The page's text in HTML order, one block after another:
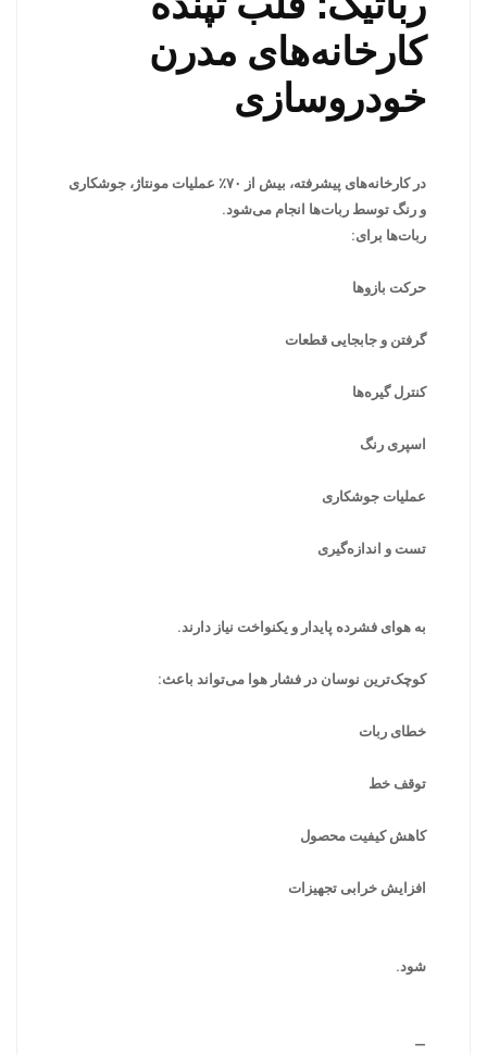
کارخانه‌های مدرن
خودروسازی
در کارخانه‌های پیشرفته، بیش از ۷۰٪ عملیات مونتاژ، جوشکاری
و رنگ توسط ربات‌ها انجام می‌شود.
ربات‌ها برای:
حرکت بازوها
گرفتن و جابجایی قطعات
کنترل گیره‌ها
اسپری رنگ
عملیات جوشکاری
تست و اندازه‌گیری
به هوای فشرده پایدار و یکنواخت نیاز دارند.
کوچک‌ترین نوسان در فشار هوا می‌تواند باعث:
خطای ربات
توقف خط
کاهش کیفیت محصول
افزایش خرابی تجهیزات
شود.
—